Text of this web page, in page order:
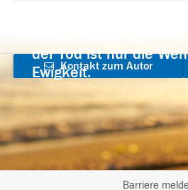
der Tod ist nur die
Ewigkeit.
Kontakt zum Autor
aufnehmen
Barriere